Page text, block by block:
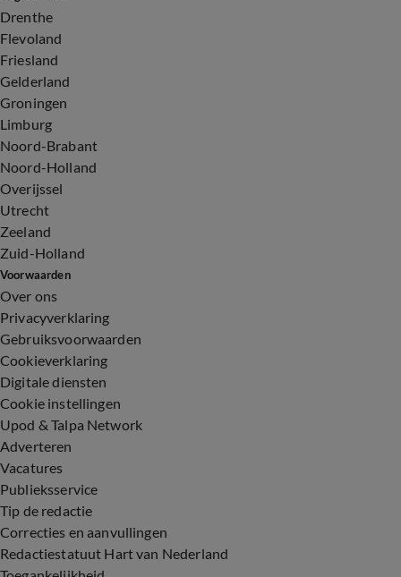
Drenthe
Flevoland
Friesland
Gelderland
Groningen
Limburg
Noord-Brabant
Noord-Holland
Overijssel
Utrecht
Zeeland
Zuid-Holland
Voorwaarden
Over ons
Privacyverklaring
Gebruiksvoorwaarden
Cookieverklaring
Digitale diensten
Cookie instellingen
Upod & Talpa Network
Adverteren
Vacatures
Publieksservice
Tip de redactie
Correcties en aanvullingen
Redactiestatuut Hart van Nederland